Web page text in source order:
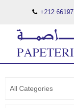
+212
PAPETERIE
..:: PAPETERIE LA